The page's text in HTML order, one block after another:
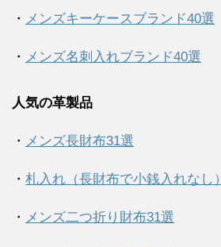
・ メンズキーケースブランド40選
・ メンズ名刺入れブランド40選
人気の革製品
・ メンズ長財布31選
・ 札入れ（長財布で小銭入れなし）
・ メンズ二つ折り財布31選